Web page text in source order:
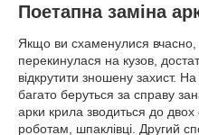
Поетапна заміна
Якщо ви схаменулися вчасно,
перекинулася на кузов,
відкрутити зношену захист.
багато беруться за справу
арки крила зводиться до
роботам, шпаклівці. Другий